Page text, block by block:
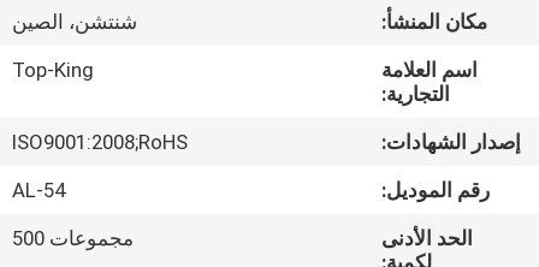
حولنا
في
المصنع
مراقبة
مكان المنشأ:
شنتشن، الصين
اسم العلامة
التجارية:
Top-King
إصدار الشهادات:
ISO9001:2008;RoHS
رقم الموديل:
AL-54
الحد الأدنى
مجموعات 500